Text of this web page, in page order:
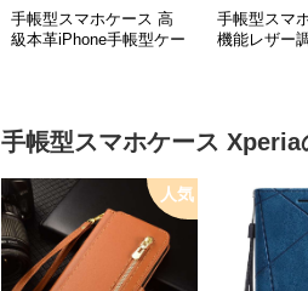
手帳型スマホケース 高
級本革iPhone手帳型ケー
手帳型スマ
機能レザー
手帳型スマホケース Xperia
人気